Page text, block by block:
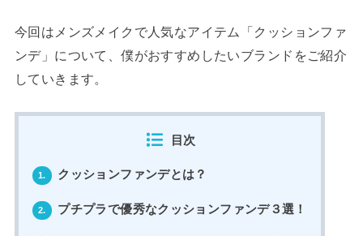
今回はメンズメイクで人気なアイテム「クッションファ
ンデ」について、僕がおすすめしたいブランドをご紹介
していきます。
目次
1. クッションファンデとは？
2. プチプラで優秀なクッションファンデ３選！